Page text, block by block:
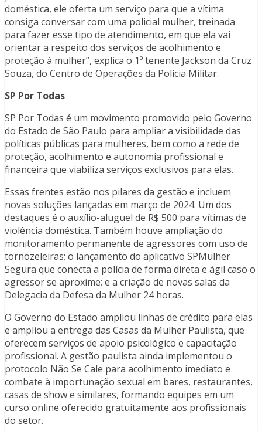
doméstica, ele oferta um serviço para que a vítima
consiga conversar com uma policial mulher, treinada
para fazer esse tipo de atendimento, em que ela vai
orientar a respeito dos serviços de acolhimento e
proteção à mulher”, explica o 1º tenente Jackson da Cruz
Souza, do Centro de Operações da Polícia Militar.
SP Por Todas
SP Por Todas é um movimento promovido pelo Governo
do Estado de São Paulo para ampliar a visibilidade das
políticas públicas para mulheres, bem como a rede de
proteção, acolhimento e autonomia profissional e
financeira que viabiliza serviços exclusivos para elas.
Essas frentes estão nos pilares da gestão e incluem
novas soluções lançadas em março de 2024. Um dos
destaques é o auxílio-aluguel de R$ 500 para vítimas de
violência doméstica. Também houve ampliação do
monitoramento permanente de agressores com uso de
tornozeleiras; o lançamento do aplicativo SPMulher
Segura que conecta a polícia de forma direta e ágil caso o
agressor se aproxime; e a criação de novas salas da
Delegacia da Defesa da Mulher 24 horas.
O Governo do Estado ampliou linhas de crédito para elas
e ampliou a entrega das Casas da Mulher Paulista, que
oferecem serviços de apoio psicológico e capacitação
profissional. A gestão paulista ainda implementou o
protocolo Não Se Cale para acolhimento imediato e
combate à importunação sexual em bares, restaurantes,
casas de show e similares, formando equipes em um
curso online oferecido gratuitamente aos profissionais
do setor.